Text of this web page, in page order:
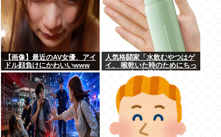
【画像】最近のAV女優、アイ
ドル顔負けにかわいいwww
人気格闘家「水飲むやつはゲ
イ、 喉乾いた時のためにちっ
ちゃいゲイ水筒持ち歩くと